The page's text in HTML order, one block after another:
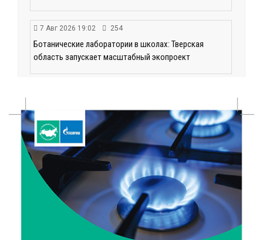
7 Авг 2026 19:02 254
Ботанические лаборатории в школах: Тверская
область запускает масштабный экопроект
В Ржеве чествовали работников строительной
отрасли
7 Авг 2026 18:10 144
Зарядка со стражем порядка объединила детей в
«Чайке»
7 Авг 2026 18:02 345
В Нило-Столобенской пустыни началась